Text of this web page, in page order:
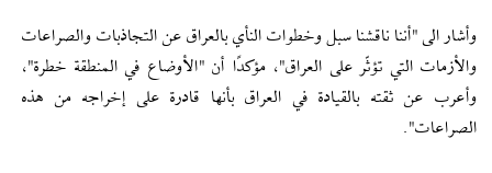
وأشار الى "أننا ناقشنا سبل وخطوات النأي بالعراق عن التجاذبات والصراعات
والأزمات التي تؤثّر على العراق"، مؤكدًا أن "الأوضاع في المنطقة خطرة"،
وأعرب عن ثقته بالقيادة في العراق بأنها قادرة على إخراجه من هذه
الصراعات".